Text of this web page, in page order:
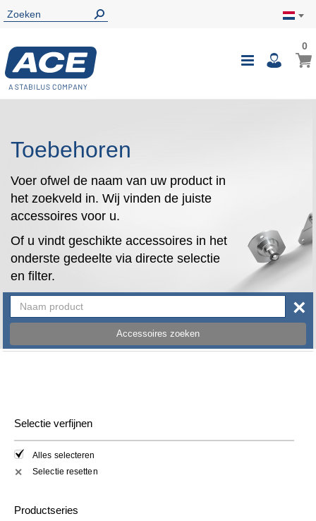
Toggle
00
Toebehoren
Voer ofwel de naam van uw product in
het zoekveld in. Wij vinden de juiste
accessoires voor u.
Of u vindt geschikte accessoires in het
onderste gedeelte via directe selectie
en filter.
Accessoires zoeken
×
Selectie verfijnen
Alles selecteren
✕ Selectie resetten
Productseries